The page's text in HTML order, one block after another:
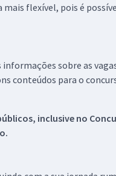
flexível, pois é
sobre as
conteúdos para o
inclusive no